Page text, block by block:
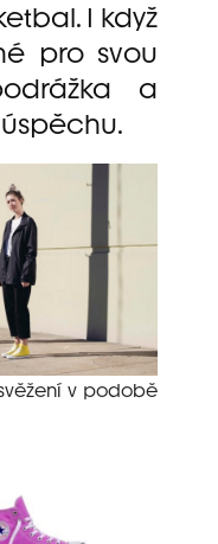
I když
pro svou
a
v podobě